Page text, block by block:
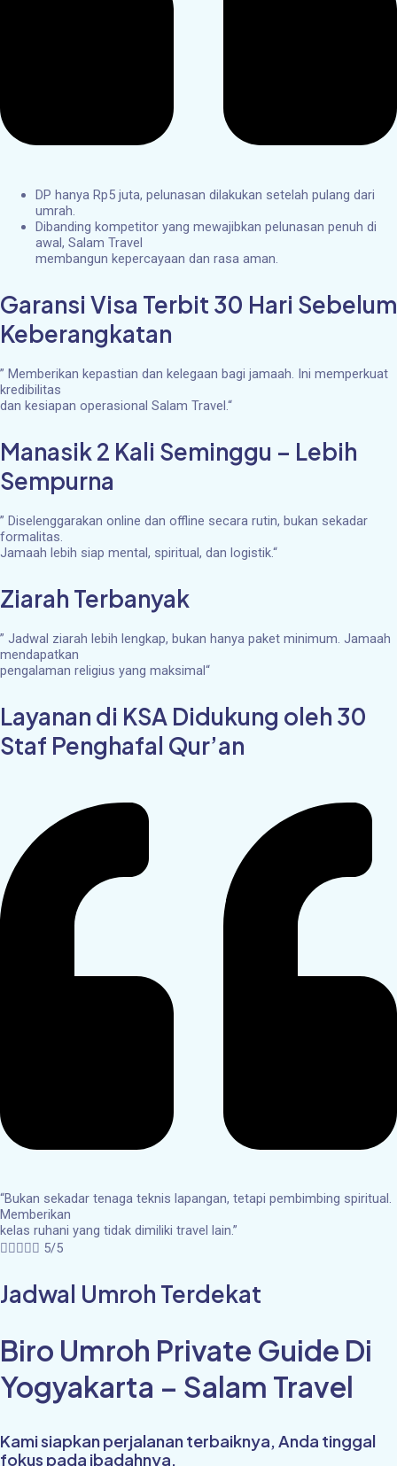
DP hanya Rp5 juta, pelunasan dilakukan setelah pulang dari
umrah.
Dibanding kompetitor yang mewajibkan pelunasan penuh di
awal, Salam Travel
membangun kepercayaan dan rasa aman.
Garansi Visa Terbit 30 Hari Sebelum
Keberangkatan
” Memberikan kepastian dan kelegaan bagi jamaah. Ini memperkuat
kredibilitas
dan kesiapan operasional Salam Travel.“
Manasik 2 Kali Seminggu – Lebih
Sempurna
” Diselenggarakan online dan offline secara rutin, bukan sekadar
formalitas.
Jamaah lebih siap mental, spiritual, dan logistik.“
Ziarah Terbanyak
” Jadwal ziarah lebih lengkap, bukan hanya paket minimum. Jamaah
mendapatkan
pengalaman religius yang maksimal“
Layanan di KSA Didukung oleh 30
Staf Penghafal Qur’an
“Bukan sekadar tenaga teknis lapangan, tetapi pembimbing spiritual.
Memberikan
kelas ruhani yang tidak dimiliki travel lain.”
     5/5
Jadwal Umroh Terdekat
Biro Umroh Private Guide Di
Yogyakarta – Salam Travel
Kami siapkan perjalanan terbaiknya, Anda tinggal
fokus pada ibadahnya.